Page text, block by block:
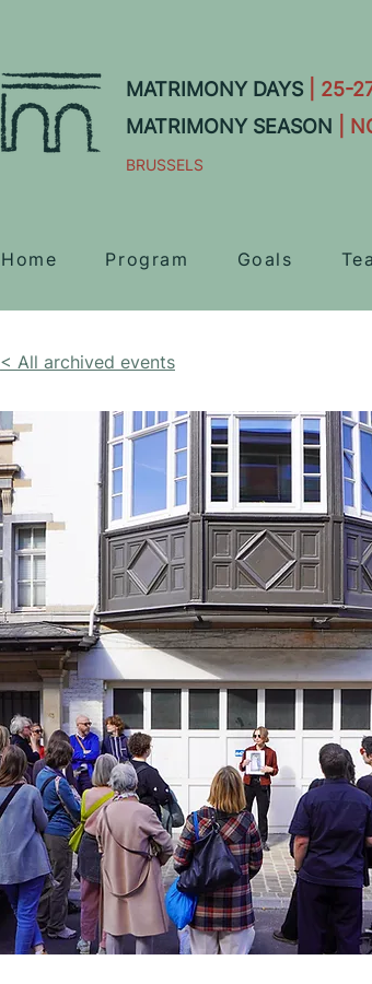
MATRIMONY DAYS | 25-
MATRIMONY SEASON
|
BRUSSELS
Home Program Goals
< All archived events